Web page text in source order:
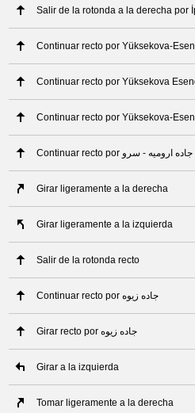
Salir de la rotonda a la derecha por
Continuar recto por Yüksekova-
Continuar recto por Yüksekova
Continuar recto por Yüksekova-
Continuar recto por جاده ارومیه - سرو
Girar ligeramente a la derecha
Girar ligeramente a la izquierda
Salir de la rotonda recto
Continuar recto por جاده زیوه
Girar recto por جاده زیوه
Girar a la izquierda
Tomar ligeramente a la derecha